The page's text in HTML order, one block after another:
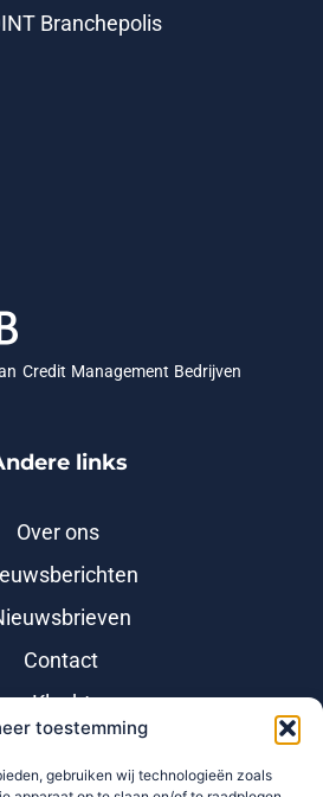
toestemming
gebruiken wij technologieën zoals
Branchepolis
Credit Management Bedrijven
links
Over ons
Contact
Klacht